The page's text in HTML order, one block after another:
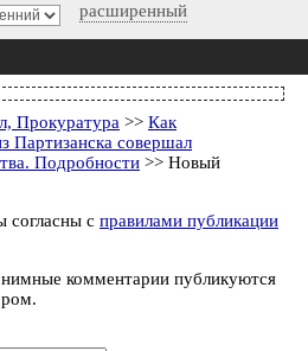
расширенный
Прокуратура >> Как
Партизанска совершал
Подробности >> Новый
согласны с правилами публикации
комментарии публикуются